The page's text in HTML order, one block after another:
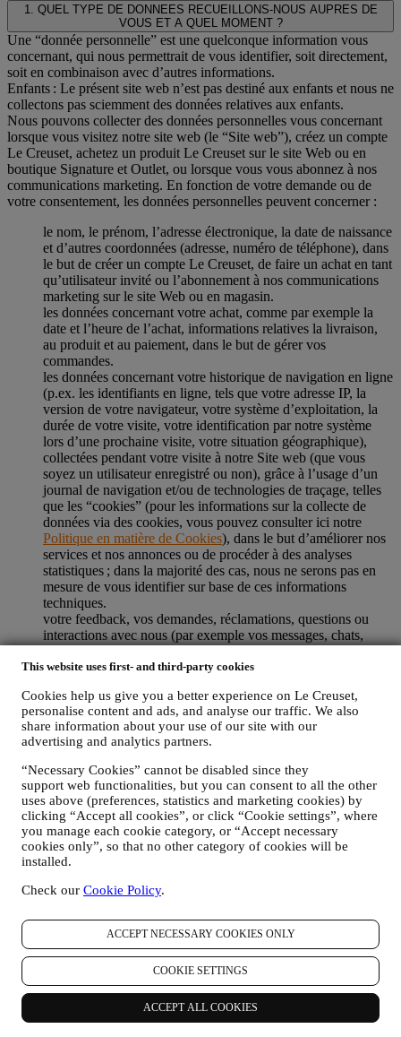
This website uses first- and third-party cookies
Cookies help us give you a better experience on Le Creuset,
personalise content and ads, and analyse our traffic. We also
share information about your use of our site with our
advertising and analytics partners.
“Necessary Cookies” cannot be disabled since they
support web functionalities, but you can consent to all the other
uses above (preferences, statistics and marketing cookies) by
clicking “Accept all cookies”, or click “Cookie settings”, where
you manage each cookie category, or “Accept necessary
cookies only”, so that no other category of cookies will be
installed.
Check our Cookie Policy.
ACCEPT NECESSARY COOKIES ONLY
COOKIE SETTINGS
ACCEPT ALL COOKIES
1. QUEL TYPE DE DONNEES RECUEILLONS-NOUS AUPRES DE
VOUS ET A QUEL MOMENT ?
Une “donnée personnelle” est une quelconque information vous
concernant, qui nous permettrait de vous identifier, soit directement,
soit en combinaison avec d’autres informations.
Enfants : Le présent site web n’est pas destiné aux enfants et nous ne
collectons pas sciemment des données relatives aux enfants.
Nous pouvons collecter des données personnelles vous concernant
lorsque vous visitez notre site web (le “Site web”), créez un compte
Le Creuset, achetez un produit Le Creuset sur le site Web ou en
boutique Signature et Outlet, ou lorsque vous vous abonnez à nos
communications marketing. En fonction de votre demande ou de
votre consentement, les données personnelles peuvent concerner :
le nom, le prénom, l’adresse électronique, la date de naissance
et d’autres coordonnées (adresse, numéro de téléphone), dans
le but de créer un compte Le Creuset, de faire un achat en tant
qu’utilisateur invité ou l’abonnement à nos communications
marketing sur le site Web ou en magasin.
les données concernant votre achat, comme par exemple la
date et l’heure de l’achat, informations relatives la livraison,
au produit et au paiement, dans le but de gérer vos
commandes.
les données concernant votre historique de navigation en ligne
(p.ex. les identifiants en ligne, tels que votre adresse IP, la
version de votre navigateur, votre système d’exploitation, la
durée de votre visite, votre identification par notre système
lors d’une prochaine visite, votre situation géographique),
collectées pendant votre visite à notre Site web (que vous
soyez un utilisateur enregistré ou non), grâce à l’usage d’un
journal de navigation et/ou de technologies de traçage, telles
que les “cookies” (pour les informations sur la collecte de
données via des cookies, vous pouvez consulter ici notre
Politique en matière de Cookies), dans le but d’améliorer nos
services et nos annonces ou de procéder à des analyses
statistiques ; dans la majorité des cas, nous ne serons pas en
mesure de vous identifier sur base de ces informations
techniques.
votre feedback, vos demandes, réclamations, questions ou
interactions avec nous (par exemple vos messages, chats,
téléphoniques).
Les données personnelles vous concernant, que nous collectons
lorsque vous utilisez le Site web ou lorsque vous nous fournissez de
toute autre façon une quelconque information d’identification
personnelle, sont dûment protégées et vos droits au respect de la vie
privée sont expliqués sous le paragraphe 8 ci-dessous.
2. QUI RECUEILLE VOS DONNEES PERSONNELLES ?
Le contrôleur des données relatives aux services d’e-commerce
proposés sur le Site web est Le Creuset Benelux SA, dont le siège
social est établi à Le Creuset Benelux SA, 4 Rue de la Presse, 1000
Bruxelles, Belgique.
Si vous acceptez de recevoir des communications commerciales de
consommateurs du groupe Le Creuset. Celle-ci est gérée
siège social est situé à Neuhofstrasse 4, 6340 Baar, en Suisse. Son
représentant désigné dans l'UE est Le Creuset SL, numéro de TVA
B62153630, dont les bureaux sont situés Paseo de Gracia 9 2º,
08007 Barcelone, Espagne. L’accord de responsabilité conjointe
pourvoit (a) à Le Creuset Group AG la responsabilité de la stratégie
marketing globale et de l’expérience client personnalisée ; (b) aux
filiales locales Le Creuset le bénéfice et l’implantation de cette